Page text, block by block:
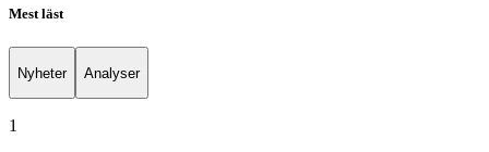
Mest läst
Nyheter Analyser
1